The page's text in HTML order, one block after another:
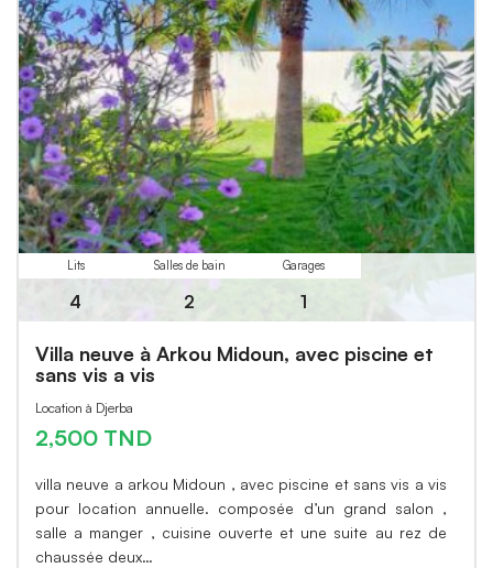
Lits
4
Salles de bain
2
Garages
1
Villa neuve à Arkou Midoun, avec piscine et
sans vis a vis
Location à Djerba
2,500 TND
villa neuve a arkou Midoun , avec piscine et sans vis a vis
pour location annuelle. composée d’un grand salon ,
salle a manger , cuisine ouverte et une suite au rez de
chaussée deux…